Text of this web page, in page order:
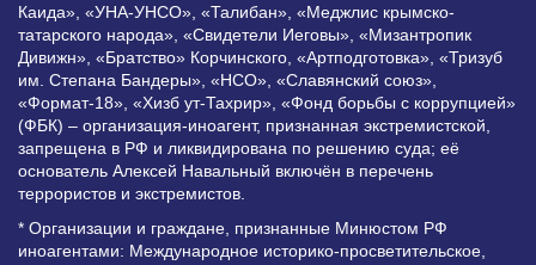
Каида», «УНА-УНСО», «Талибан», «Меджлис крымско-
татарского народа», «Свидетели Иеговы», «Мизантропик
Дивижн», «Братство» Корчинского, «Артподготовка», «Тризуб
им. Степана Бандеры», «НСО», «Славянский союз»,
«Формат-18», «Хизб ут-Тахрир», «Фонд борьбы с коррупцией»
(ФБК) – организация-иноагент, признанная экстремистской,
запрещена в РФ и ликвидирована по решению суда; её
основатель Алексей Навальный включён в перечень
террористов и экстремистов.
* Организации и граждане, признанные Минюстом РФ
иноагентами: Международное историко-просветительское,